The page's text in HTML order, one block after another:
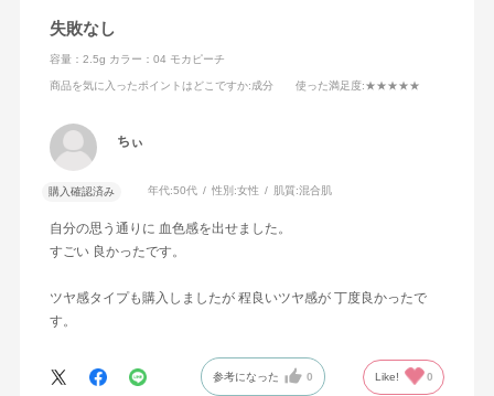
失敗なし
容量：2.5g カラー：04 モカピーチ
商品を気に入ったポイントはどこですか:成分 使った満足度:★★★★★
ちぃ
購入確認済み 年代:50代 性別:女性 肌質:混合肌
自分の思う通りに 血色感を出せました。
すごい 良かったです。
ツヤ感タイプも購入しましたが 程良いツヤ感が 丁度良かったで
す。
参考になった 0 Like! 0